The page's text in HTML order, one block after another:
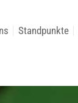
Standpunkte